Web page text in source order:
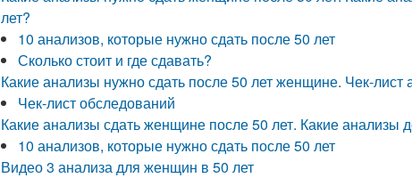
лет?
10 анализов, которые нужно сдать после 50 лет
Сколько стоит и где сдавать?
Какие анализы нужно сдать после 50 лет женщине. Чек-лист
Чек-лист обследований
Какие анализы сдать женщине после 50 лет. Какие
10 анализов, которые нужно сдать после 50 лет
Видео 3 анализа для женщин в 50 лет